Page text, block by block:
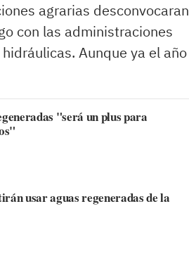
agrarias desconvocaran
con las administraciones
Aunque ya el año
"será un plus para
usar aguas regeneradas de la